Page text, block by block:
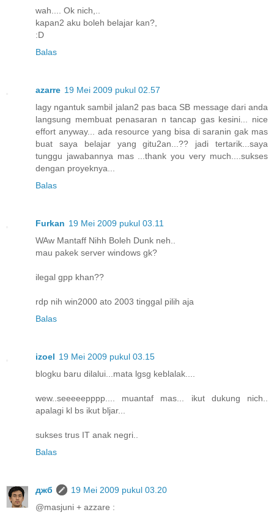
wah.... Ok nich,..
kapan2 aku boleh belajar kan?,
:D
Balas
azarre 19 Mei 2009 pukul 02.57
lagy ngantuk sambil jalan2 pas baca SB message dari anda
langsung membuat penasaran n tancap gas kesini... nice
effort anyway... ada resource yang bisa di saranin gak mas
buat saya belajar yang gitu2an...?? jadi tertarik...saya
tunggu jawabannya mas ...thank you very much....sukses
dengan proyeknya...
Balas
Furkan 19 Mei 2009 pukul 03.11
WAw Mantaff Nihh Boleh Dunk neh..
mau pakek server windows gk?
ilegal gpp khan??
rdp nih win2000 ato 2003 tinggal pilih aja
Balas
izoel 19 Mei 2009 pukul 03.15
blogku baru dilalui...mata lgsg keblalak....
wew..seeeeepppp.... muantaf mas... ikut dukung nich..
apalagi kl bs ikut bljar...
sukses trus IT anak negri..
Balas
джб
19 Mei 2009 pukul 03.20
@masjuni + azzare :